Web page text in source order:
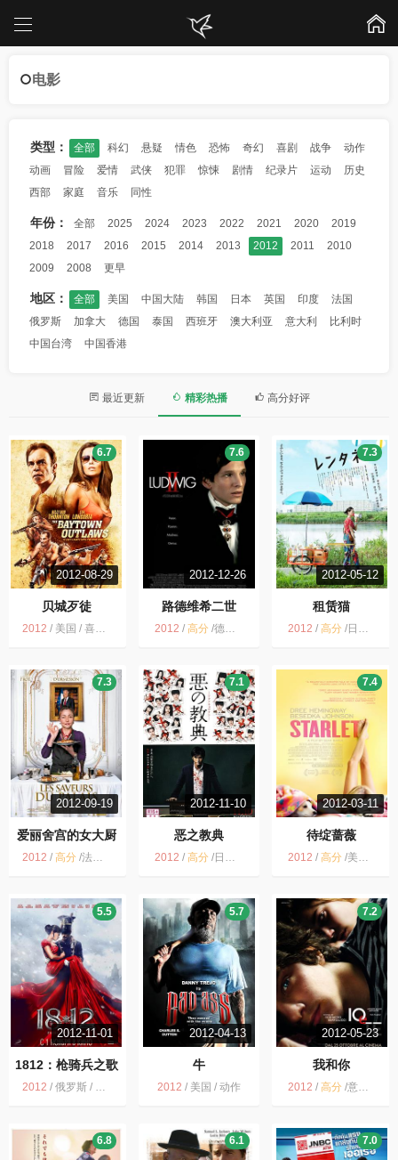
电影
类型： 全部 科幻 悬疑 情色 恐怖 奇幻 喜剧 战争
动作
动画
冒险 爱情 武侠 犯罪 惊悚 剧情 纪录片 运动
历史
西部
家庭 音乐 同性
年份： 全部 2025 2024 2023 2022 2021 2020
2019
2018
2017 2016 2015 2014 2013 2012 2011
2010
2009
2008 更早
地区： 全部 美国 中国大陆 韩国 日本 英国 印度
法国
俄罗斯
加拿大 德国 泰国 西班牙 澳大利亚 意大利
比利时
中国台湾
中国香港
最近更新 精彩热播 高分好评
2012-08-29
贝城歹徒
6.7
2012 / 美国 / 喜剧 动作 犯罪
2012-12-26
路德维希二世
7.6
2012 /高分 /德国 / 剧情 历史
2012-05-12
租赁猫
7.3
2012 / 高分/日本 / 剧情
2012-09-19
爱丽舍宫的女大厨
7.3
2012 / 高分 /法国 / 喜剧 传记
2012-11-10
恶之教典
7.1
2012 /高分 / 日本 / 惊悚
2012-03-11
待绽蔷薇
7.4
2012 / 高分/美国 / 英国 / 剧情 情色
2012-11-01
1812：枪骑兵之歌
5.5
2012 / 俄罗斯 / 历史 战争 冒险
2012-04-13
牛
5.7
2012 / 美国 / 动作
2012-05-23
我和你
7.2
2012 / 高分/意大利 / 剧情
6.8 6.1 7.0